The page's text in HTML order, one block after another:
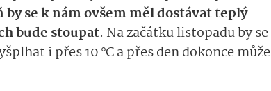
by se k nám ovšem měl dostávat teplý
bude stoupat. Na začátku listopadu by se
i přes 10 °C a přes den dokonce může